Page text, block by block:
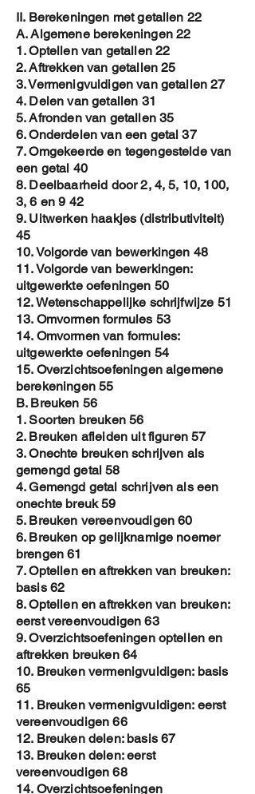
oppervlakte,..)
III. Lineaire Vergelijkingen en
vraagstukken .126
A. Lineaire vergelijkingen.
B. Lineaire vraagstukken. 138
IV. Statistiek.147
A. Enkelvoudige gegevens
V. Beschrijvende meetkunde .158
A. Meetkundige begrippen. 158
B. Congruentie van driehoeken.175
C. Schaal 177
D. Vlakke Figuren .179
E. Ruimtelichamen. 188
F. Verschuivingen , spiegelingen en
rotaties
199
G. Evenwijdige rechten en hun
snijlijn.219
II. Berekeningen met getallen 22
A. Algemene berekeningen 22
1. Optellen van getallen 22
2. Aftrekken van getallen 25
3. Vermenigvuldigen van getallen 27
4. Delen van getallen 31
5. Afronden van getallen 35
6. Onderdelen van een getal 37
7. Omgekeerde en tegengestelde van
een getal 40
8. Deelbaarheid door 2, 4, 5, 10, 100,
3, 6 en 9 42
9. Uitwerken haakjes (distributiviteit)
45
10. Volgorde van bewerkingen 48
11. Volgorde van bewerkingen:
uitgewerkte oefeningen 50
12. Wetenschappelijke schrijfwijze 51
13. Omvormen formules 53
14. Omvormen van formules:
uitgewerkte oefeningen 54
15. Overzichtsoefeningen algemene
berekeningen 55
B. Breuken 56
1. Soorten breuken 56
2. Breuken afleiden uit figuren 57
3. Onechte breuken schrijven als
gemengd getal 58
4. Gemengd getal schrijven als een
onechte breuk 59
5. Breuken vereenvoudigen 60
6. Breuken op gelijknamige noemer
brengen 61
7. Optellen en aftrekken van breuken:
basis 62
8. Optellen en aftrekken van breuken:
eerst vereenvoudigen 63
9. Overzichtsoefeningen optellen en
aftrekken breuken 64
10. Breuken vermenigvuldigen: basis
65
11. Breuken vermenigvuldigen: eerst
vereenvoudigen 66
12. Breuken delen: basis 67
13. Breuken delen: eerst
vereenvoudigen 68
14. Overzichtsoefeningen